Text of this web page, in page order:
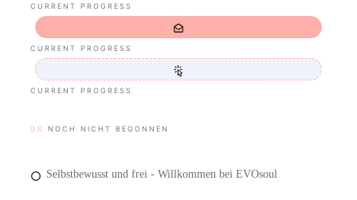
CURRENT PROGRESS
CURRENT PROGRESS
CURRENT PROGRESS
0% NOCH NICHT BEGONNEN
Selbstbewusst und frei - Willkommen bei EVOsoul